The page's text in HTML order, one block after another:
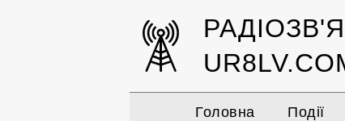
Головна Події